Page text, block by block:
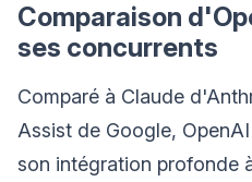
Comparaison
ses concurrents
Comparé à Claude
Assist de Google,
son intégration profonde